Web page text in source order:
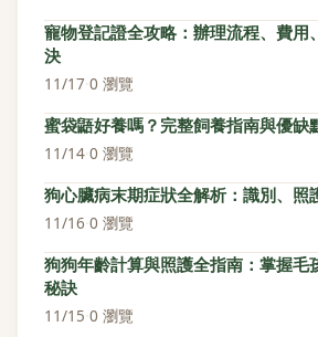
寵物登記證全攻略：辦理流程、費用
決
11/17·0 瀏覽
蜜袋鼯好養嗎？完整飼養指南與優缺
11/14·0 瀏覽
狗心臟病末期症狀全解析：識別、照
11/16·0 瀏覽
狗狗年齡計算與照護全指南：掌握毛
秘訣
11/15·0 瀏覽